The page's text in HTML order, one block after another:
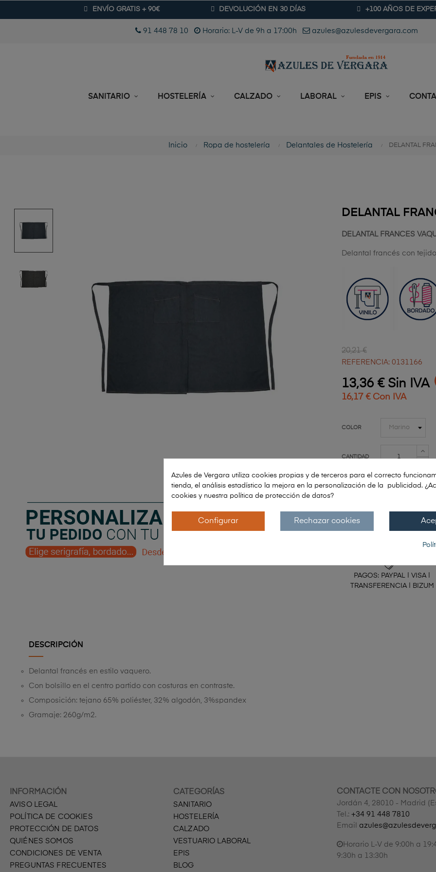
ENVÍO GRATIS + 90€ DEVOLUCIÓN EN 30 DÍAS +100 AÑOS DE
91 448 78 10 Horario: L-V de 9h a 17:00h azules@azulesdevergara.com
SANITARIO HOSTELERÍA CALZADO LABORAL EPIS
Inicio Ropa de hostelería Delantales de Hostelería DELANTAL
DELANTAL
DELANTAL FRANCES
Delantal francés con
20,21 €
REFERENCIA: 0131166
13,36 € Sin IVA
16,17 € Con IVA
COLOR
CANTIDAD
ENVÍO: 10 A 15
PAGOS: PAYPAL | VISA |
TRANSFERENCIA | BIZUM
DESCRIPCIÓN
Delantal francés en estilo vaquero.
Con bolsillo en el centro partido con costuras en contraste.
Composición: tejano 65% poliéster, 32% algodón, 3%spandex
Gramaje: 260g/m2.
INFORMACIÓN
AVISO LEGAL
POLÍTICA DE COOKIES
PROTECCIÓN DE DATOS
QUIÉNES SOMOS
CONDICIONES DE VENTA
PREGUNTAS FRECUENTES
CATEGORÍAS
SANITARIO
HOSTELERÍA
CALZADO
VESTUARIO LABORAL
EPIS
BLOG
CONTACTE CON
Jordán 4, 28010 - Madrid
Tel.: +34 91 448 7810
Email
Horario L-V de 9:00h a
9:30h a 13:30h
Azules de Vergara utiliza cookies propias y de terceros para el correcto
tienda, el análisis estadístico la mejora en la personalización de la publicidad.
cookies y nuestra política de protección de datos?
Rechazar cookies
Configurar